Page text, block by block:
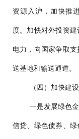
资源入沪，加快推
度。加快对外投资
电力，向国家争取
送基地和输送通道。
（四）加快建
一是发展绿色
信贷、绿色债券、